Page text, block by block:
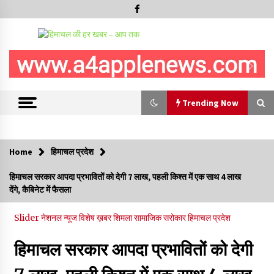
Trending Now
बड़ी ख़बर – अनुबंध कर्मचारियों को बैक डेट से नहीं मिलेगा नियमितीकरण,
शिक्षा निदेशालय ने जारी किया स्पष्टीकरण
05/08/2026
Home हिमाचल प्रदेश
हिमाचल सरकार आपदा प्रभावितों को देगी 7 लाख, पहली किश्त में एक साथ 4 लाख
देंगे, कैबिनेट में फैसला
Sliderनेशनल न्यूजविशेष ख़बरशिमलासामाजिक सरोकारहिमाचल प्रदेश
हिमाचल सरकार आपदा प्रभावितों को देगी